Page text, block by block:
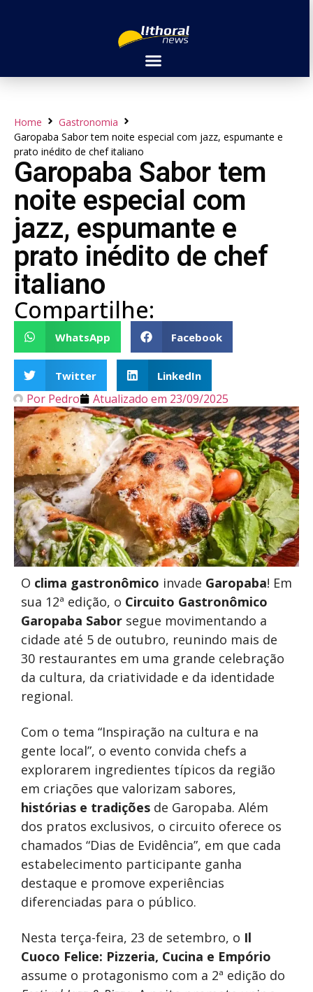
Home
Gastronomia
Garopaba Sabor tem noite especial com jazz, espumante e
prato inédito de chef italiano
Garopaba Sabor tem
noite especial com
jazz, espumante e
prato inédito de chef
italiano
Compartilhe:
WhatsApp Facebook
Twitter LinkedIn
Por Pedro Atualizado em 23/09/2025
O clima gastronômico invade Garopaba! Em
sua 12ª edição, o Circuito Gastronômico
Garopaba Sabor segue movimentando a
cidade até 5 de outubro, reunindo mais de
30 restaurantes em uma grande celebração
da cultura, da criatividade e da identidade
regional.
Com o tema “Inspiração na cultura e na
gente local”, o evento convida chefs a
explorarem ingredientes típicos da região
em criações que valorizam sabores,
histórias e tradições de Garopaba. Além
dos pratos exclusivos, o circuito oferece os
chamados “Dias de Evidência”, em que cada
estabelecimento participante ganha
destaque e promove experiências
diferenciadas para o público.
Nesta terça-feira, 23 de setembro, o Il
Cuoco Felice: Pizzeria, Cucina e Empório
assume o protagonismo com a 2ª edição do